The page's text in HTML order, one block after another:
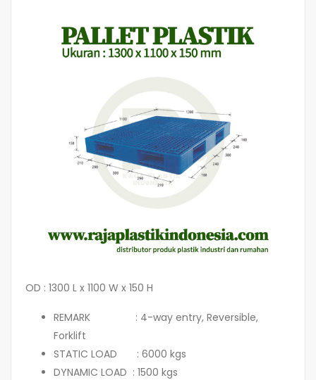
OD : 1300 L x 1100 W x 150 H
REMARK : 4-way entry, Reversible,
Forklift
STATIC LOAD : 6000 kgs
DYNAMIC LOAD : 1500 kgs